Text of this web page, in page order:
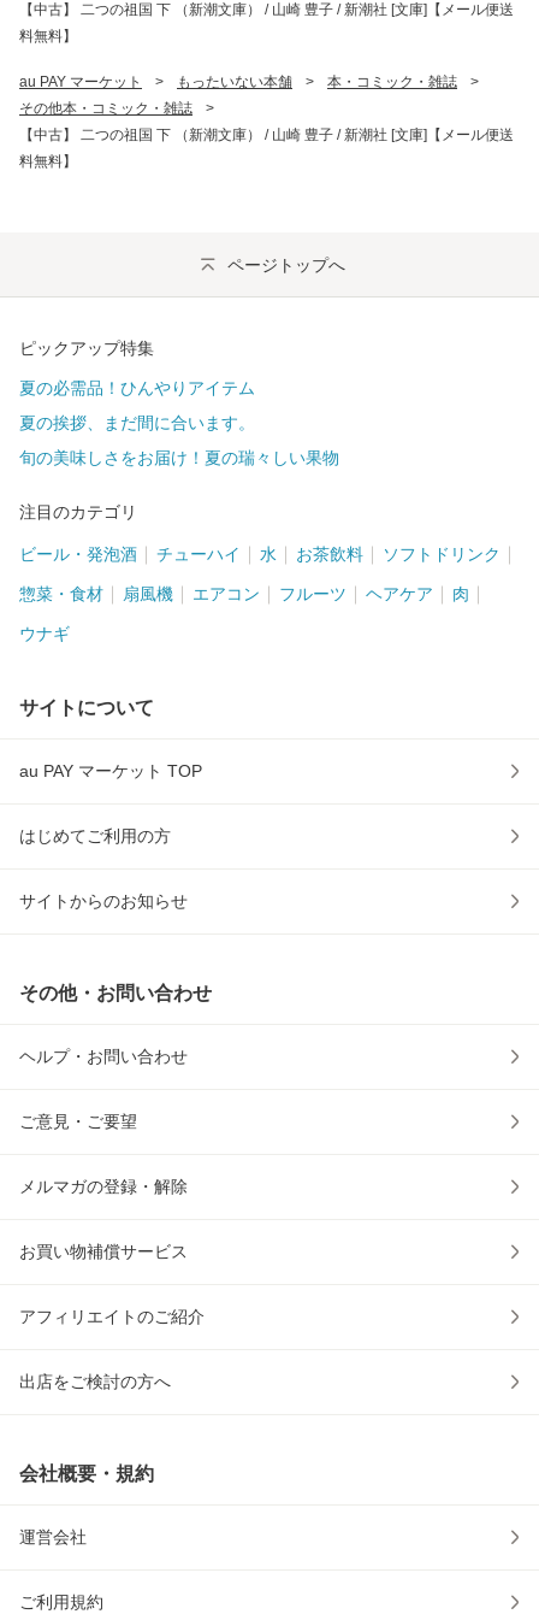
【中古】 二つの祖国 下 （新潮文庫） / 山崎 豊子 / 新潮社 [文庫]【メール便送
料無料】
au PAY マーケット > もったいない本舗 > 本・コミック・雑誌
>
その他本・コミック・雑誌
>
【中古】 二つの祖国 下 （新潮文庫） / 山崎 豊子 / 新潮社 [文庫]【メール便送
料無料】
ページトップへ
ピックアップ特集
夏の必需品！ひんやりアイテム
夏の挨拶、まだ間に合います。
旬の美味しさをお届け！夏の瑞々しい果物
注目のカテゴリ
ビール・発泡酒 チューハイ 水 お茶飲料 ソフトドリンク
惣菜・食材 扇風機 エアコン フルーツ ヘアケア 肉
ウナギ
サイトについて
au PAY マーケット TOP
はじめてご利用の方
サイトからのお知らせ
その他・お問い合わせ
ヘルプ・お問い合わせ
ご意見・ご要望
メルマガの登録・解除
お買い物補償サービス
アフィリエイトのご紹介
出店をご検討の方へ
会社概要・規約
運営会社
ご利用規約